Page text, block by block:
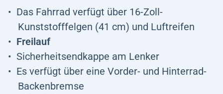
Das Fahrrad verfügt über 16-Zoll-
Kunststofffelgen (41 cm) und Luftreifen
Freilauf
Sicherheitsendkappe am Lenker
Es verfügt über eine Vorder- und Hinterrad-
Backenbremse